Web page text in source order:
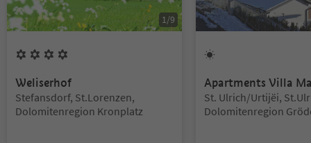
1 /9
Weliserhof
Standort:
Stefansdorf, St.Lorenzen,
Dolomitenregion Kronplatz
Apartments Villa
Standort:
St. Ulrich/Urtijëi,
Dolomitenregion